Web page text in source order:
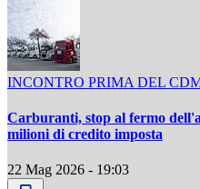
INCONTRO PRIMA DEL
Carburanti, stop al fermo
milioni di credito imposta
22 Mag 2026 - 19:03